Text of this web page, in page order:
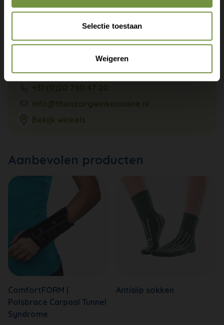
Selectie toestaan
Weigeren
Bekijk winkels
Aanbevolen producten
ComfortFORM |
Polsbrace Carpaal Tunnel
Syndrome
Antislip sokken